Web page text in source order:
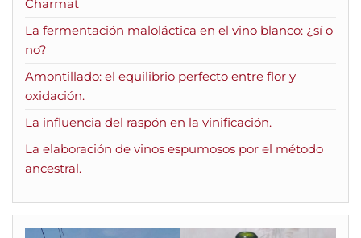
Charmat
La fermentación maloláctica en el vino blanco: ¿sí o
no?
Amontillado: el equilibrio perfecto entre flor y
oxidación.
La influencia del raspón en la vinificación.
La elaboración de vinos espumosos por el método
ancestral.